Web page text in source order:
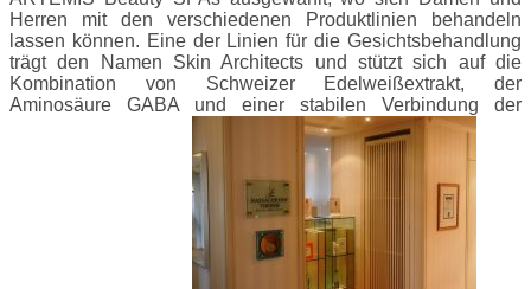
Herren mit den verschiedenen Produktlinien behandeln
lassen können. Eine der Linien für die Gesichtsbehandlung
trägt den Namen Skin Architects und stützt sich auf die
Kombination von Schweizer Edelweißextrakt, der
Aminosäure GABA und einer stabilen Verbindung der